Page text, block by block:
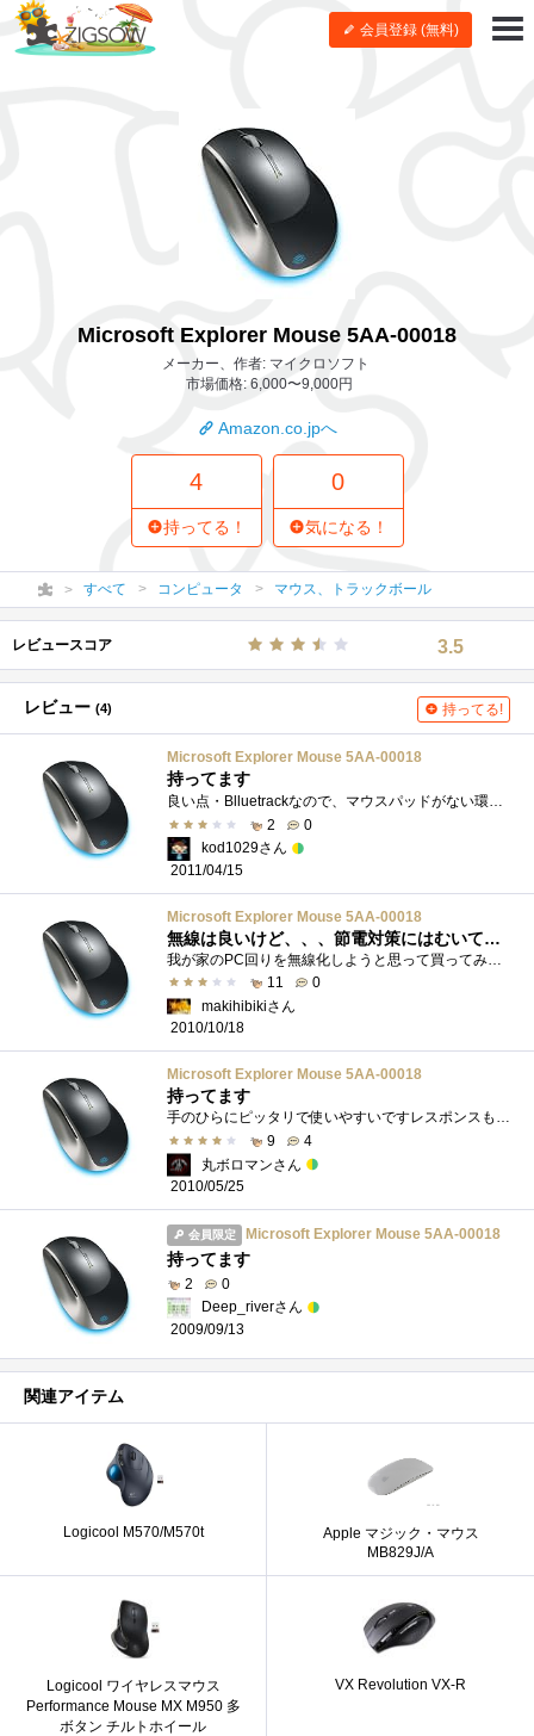
会員登録 (無料)
Microsoft Explorer Mouse 5AA-00018
メーカー、作者: マイクロソフト
市場価格: 6,000〜9,000円
Amazon.co.jpへ
4
持ってる！
0
気になる！
すべて コンピュータ マウス、トラックボール
レビュースコア 3.5
レビュー (4) 持ってる!
Microsoft Explorer Mouse 5AA-00018
持ってます
良い点・Blluetrackなので、マウスパッドがない環境でも使用可能・充電機が付属しているので、電池切れの問題はほぼ解消・手を置いた時に自然に�...
2
0
kod1029さん
2011/04/15
Microsoft Explorer Mouse 5AA-00018
無線は良いけど、、、節電対策にはむいてねーな。。
11
0
makihibikiさん
2010/10/18
Microsoft Explorer Mouse 5AA-00018
持ってます
手のひらにピッタリで使いやすいですレスポンスもいいので気に入っています
9
4
丸ボロマンさん
2010/05/25
会員限定 Microsoft Explorer Mouse 5AA-00018
持ってます
2
0
Deep_riverさん
2009/09/13
関連アイテム
Logicool M570/M570t
Apple マジック・マウス
MB829J/A
Logicool ワイヤレスマウス
Performance Mouse MX M950 多
ボタン チルトホイール
VX Revolution VX-R